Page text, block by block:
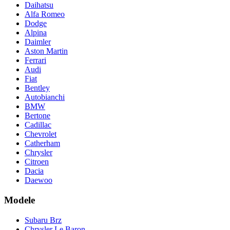
Daihatsu
Alfa Romeo
Dodge
Alpina
Daimler
Aston Martin
Ferrari
Audi
Fiat
Bentley
Autobianchi
BMW
Bertone
Cadillac
Chevrolet
Catherham
Chrysler
Citroen
Dacia
Daewoo
Modele
Subaru Brz